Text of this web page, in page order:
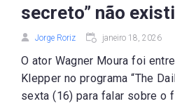
secreto” não
Jorge Roriz janeiro 18, 2026
O ator Wagner Moura foi
Klepper no programa “The
sexta (16) para falar sobre o